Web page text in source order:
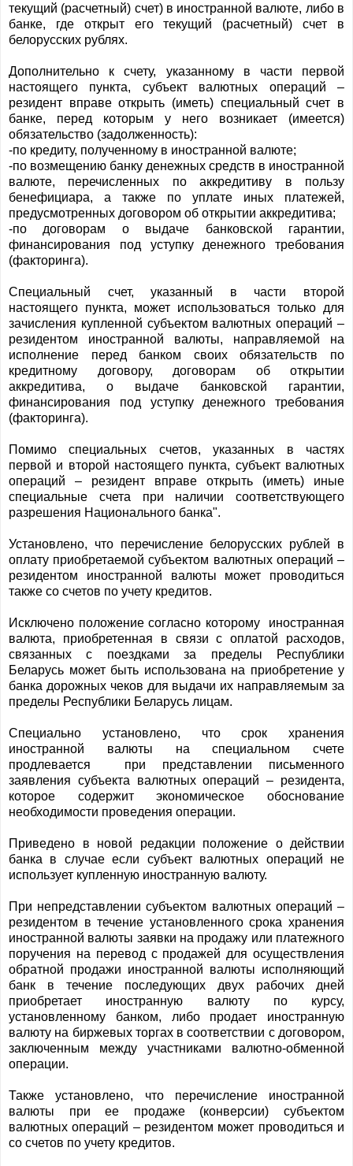
текущий (расчетный) счет) в иностранной валюте, либо в
банке, где открыт его текущий (расчетный) счет в
белорусских рублях.
Дополнительно к счету, указанному в части первой
настоящего пункта, субъект валютных операций –
резидент вправе открыть (иметь) специальный счет в
банке, перед которым у него возникает (имеется)
обязательство (задолженность):
-по кредиту, полученному в иностранной валюте;
-по возмещению банку денежных средств в иностранной
валюте, перечисленных по аккредитиву в пользу
бенефициара, а также по уплате иных платежей,
предусмотренных договором об открытии аккредитива;
-по договорам о выдаче банковской гарантии,
финансирования под уступку денежного требования
(факторинга).
Специальный счет, указанный в части второй
настоящего пункта, может использоваться только для
зачисления купленной субъектом валютных операций –
резидентом иностранной валюты, направляемой на
исполнение перед банком своих обязательств по
кредитному договору, договорам об открытии
аккредитива, о выдаче банковской гарантии,
финансирования под уступку денежного требования
(факторинга).
Помимо специальных счетов, указанных в частях
первой и второй настоящего пункта, субъект валютных
операций – резидент вправе открыть (иметь) иные
специальные счета при наличии соответствующего
разрешения Национального банка".
Установлено, что перечисление белорусских рублей в
оплату приобретаемой субъектом валютных операций –
резидентом иностранной валюты может проводиться
также cо счетов по учету кредитов.
Исключено положение согласно которому иностранная
валюта, приобретенная в связи с оплатой расходов,
связанных с поездками за пределы Республики
Беларусь может быть использована на приобретение у
банка дорожных чеков для выдачи их направляемым за
пределы Республики Беларусь лицам.
Специально установлено, что срок хранения
иностранной валюты на специальном счете
продлевается при представлении письменного
заявления субъекта валютных операций – резидента,
которое содержит экономическое обоснование
необходимости проведения операции.
Приведено в новой редакции положение о действии
банка в случае если субъект валютных операций не
использует купленную иностранную валюту.
При непредставлении субъектом валютных операций –
резидентом в течение установленного срока хранения
иностранной валюты заявки на продажу или платежного
поручения на перевод с продажей для осуществления
обратной продажи иностранной валюты исполняющий
банк в течение последующих двух рабочих дней
приобретает иностранную валюту по курсу,
установленному банком, либо продает иностранную
валюту на биржевых торгах в соответствии с договором,
заключенным между участниками валютно-обменной
операции.
Также установлено, что перечисление иностранной
валюты при ее продаже (конверсии) субъектом
валютных операций – резидентом может проводиться и
cо счетов по учету кредитов.